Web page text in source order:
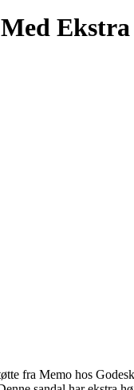
fra Memo hos